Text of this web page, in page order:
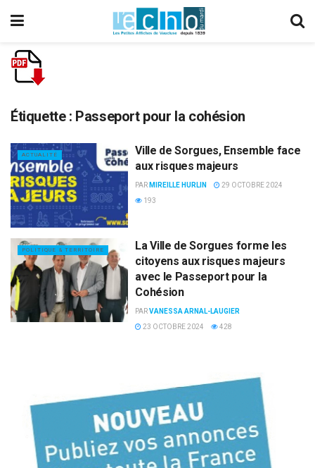
Étiquette : Passeport pour la cohésion
ACTUALITÉ
Ville de Sorgues, Ensemble face
aux risques majeurs
PAR MIREILLE HURLIN
29 OCTOBRE 2024
193
POLITIQUE & TERRITOIRE
La Ville de Sorgues forme les
citoyens aux risques majeurs
avec le Passeport pour la
Cohésion
PARVANESSA ARNAL-LAUGIER
23 OCTOBRE 2024
428